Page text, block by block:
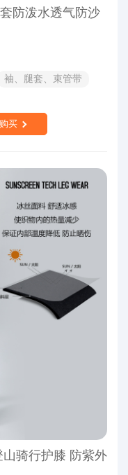
防泼水透气防沙
袖、腿套、束管带
买
骑行护膝 防紫外